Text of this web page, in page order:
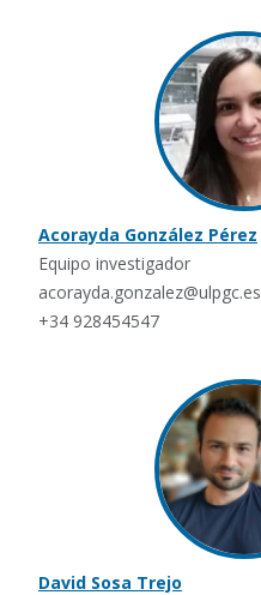
Acorayda González Pérez
Equipo investigador
acorayda.gonzalez@ulpgc.es
+34 928454547
David Sosa Trejo